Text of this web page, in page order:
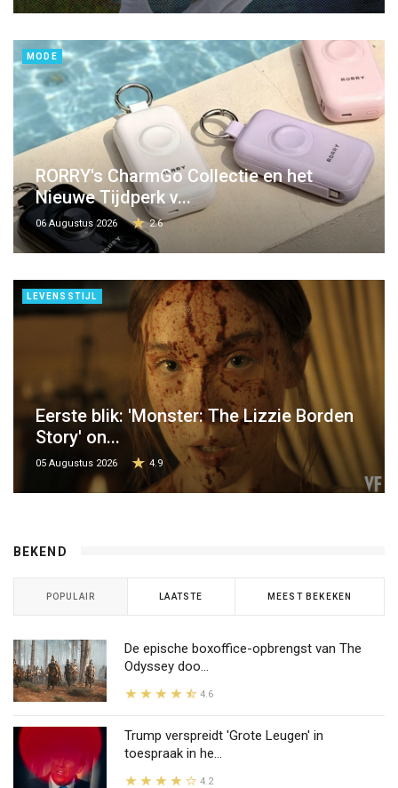
MODE
RORRY's CharmGo Collectie en het
Nieuwe Tijdperk v...
06 Augustus 2026 2.6
LEVENSSTIJL
Eerste blik: 'Monster: The Lizzie Borden
Story' on...
05 Augustus 2026 4.9
BEKEND
POPULAIR LAATSTE MEEST BEKEKEN
De epische boxoffice-opbrengst van The
Odyssey doo...
4.6
Trump verspreidt 'Grote Leugen' in
toespraak in he...
4.2